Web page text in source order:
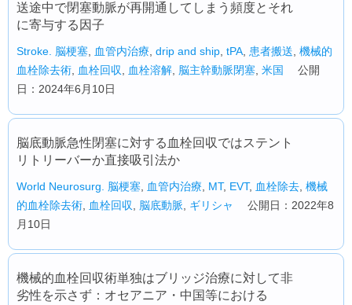
送途中で閉塞動脈が再開通してしまう頻度とそれ
に寄与する因子
Stroke. 脳梗塞 血管内治療 drip and ship tPA 患者搬送 機械的
血栓除去術
血栓回収 血栓溶解 脳主幹動脈閉塞 米国
公開
日：2024年6月10日
脳底動脈急性閉塞に対する血栓回収ではステント
リトリーバーか直接吸引法か
World Neurosurg. 脳梗塞 血管内治療 MT, EVT, 血栓除去 機械
的血栓除去術
血栓回収 脳底動脈 ギリシャ
公開日：2022年8
月10日
機械的血栓回収術単独はブリッジ治療に対して非
劣性を示さず：オセアニア・中国等における